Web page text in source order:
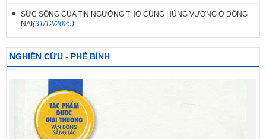
SỨC SỐNG CỦA TÍN NGƯỠNG THỜ CÚNG HÙNG VƯƠNG Ở ĐỒNG
NAI(31/12/2025)
NGHIÊN CỨU - PHÊ BÌNH